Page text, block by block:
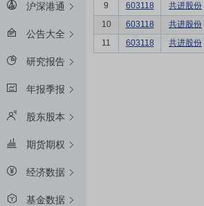
沪深港通
公告大全
研究报告
年报季报
股东股本
期货期权
经济数据
基金数据
9
603118 共进股份
10
603118 共进股份
11
603118 共进股份